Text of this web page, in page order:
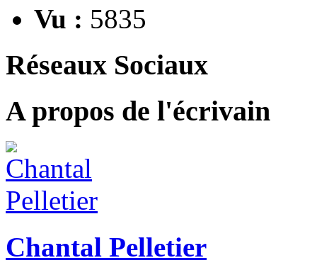
Vu : 5835
Réseaux Sociaux
A propos de l'écrivain
Chantal Pelletier